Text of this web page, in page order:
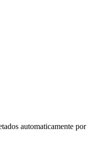
automaticamente por